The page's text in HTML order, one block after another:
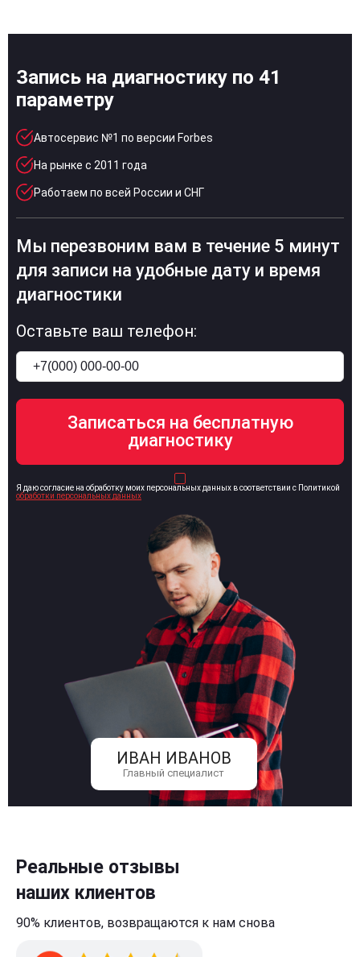
Запись на диагностику по 41
параметру
Автосервис №1 по версии Forbes
На рынке с 2011 года
Работаем по всей России и СНГ
ИВАН ИВАНОВ
Главный специалист
Мы перезвоним вам в течение 5 минут
для записи на удобные дату и время
диагностики
Оставьте ваш телефон:
Я даю согласие на обработку моих персональных данных в соответствии с Политикой
обработки персональных данных
Реальные отзывы
наших клиентов
90% клиентов, возвращаются к нам снова